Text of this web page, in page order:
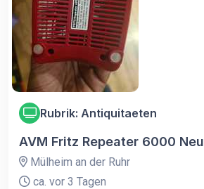
Rubrik: Antiquitaeten
AVM Fritz Repeater 6000 Neu
Mülheim an der Ruhr
ca. vor 3 Tagen